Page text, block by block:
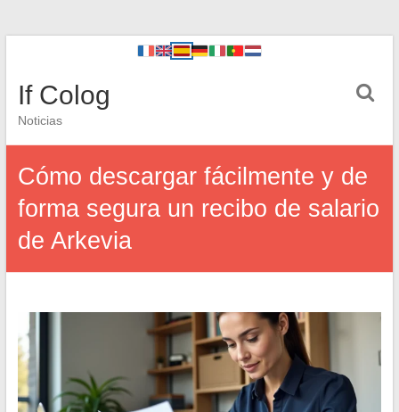
If Colog
Noticias
Cómo descargar fácilmente y de
forma segura un recibo de salario
de Arkevia